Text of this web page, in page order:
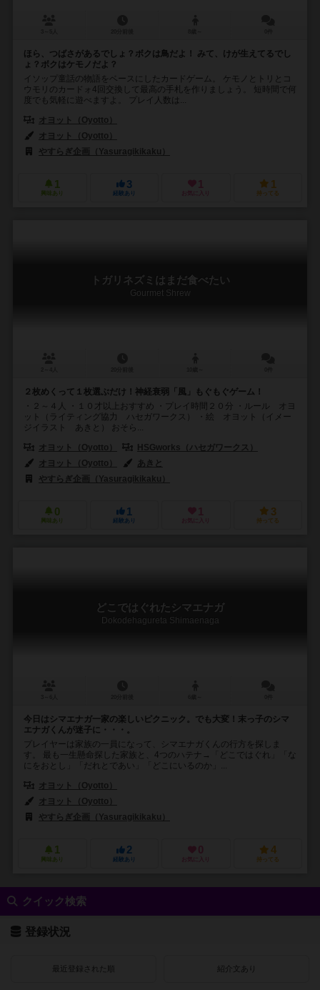
ほら、つばさがあるでしょ？ボクは鳥だよ！ みて、けが生えてるでし
ょ？ボクはケモノだよ？
イソップ童話の物語をベースにしたカードゲーム。 ケモノとトリとコ
ウモリのカードォ4回交換して最高の手札を作りましょう。 短時間で何
度でも気軽に遊べますよ。 プレイ人数は...
オヨット（Oyotto）
オヨット（Oyotto）
やすらぎ企画（Yasuragikikaku）
1
興味あり
3
経験あり
1
お気に入り
1
持ってる
トガリネズミはまだ食べたい
Gourmet Shrew
２枚めくって１枚選ぶだけ！神経衰弱「風」もぐもぐゲーム！
・２～４人 ・１０才以上おすすめ ・プレイ時間２０分 ・ルール オヨ
ット（ライティング協力 ハセガワークス） ・絵 オヨット（イメー
ジイラスト あきと） おそら...
オヨット（Oyotto）
HSGworks（ハセガワークス）
オヨット（Oyotto）
あきと
やすらぎ企画（Yasuragikikaku）
0
興味あり
1
経験あり
1
お気に入り
3
持ってる
どこではぐれたシマエナガ
Dokodehagureta Shimaenaga
今日はシマエナガ一家の楽しいピクニック。でも大変！末っ子のシマ
エナガくんが迷子に・・・。
プレイヤーは家族の一員になって、シマエナガくんの行方を探しま
す。 最も一生懸命探した家族と、4つのハテナ→「どこではぐれ」「な
にをおとし」「だれとであい」「どこにいるのか」...
オヨット（Oyotto）
オヨット（Oyotto）
やすらぎ企画（Yasuragikikaku）
1
興味あり
2
経験あり
0
お気に入り
4
持ってる
クイック検索
登録状況
最近登録された順 紹介文あり